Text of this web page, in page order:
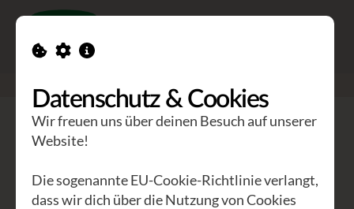
Abenteuer Stimme
freies Improvisieren
Datenschutz & Cookies
Wir freuen uns über deinen Besuch auf unserer
Website!
Die sogenannte EU-Cookie-Richtlinie verlangt,
dass wir dich über die Nutzung von Cookies